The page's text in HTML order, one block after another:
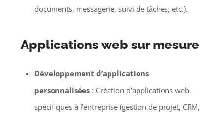
documents, messagerie, suivi de tâches, etc.).
Applications web sur mesure
Développement d’applications
personnalisées: Création d’applications web
spécifiques à l’entreprise (gestion de projet, CRM,